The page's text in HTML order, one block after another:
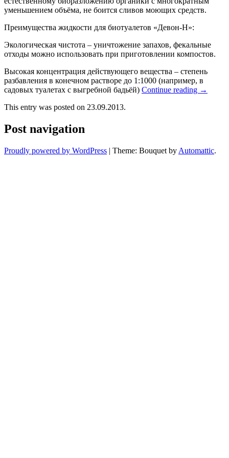
уменьшением объёма, не боится сливов моющих средств.
Преимущества жидкости для биотуалетов «Девон-Н»:
Экологическая чистота – уничтожение запахов, фекальные
отходы можно использовать при приготовлении компостов.
Высокая концентрация действующего вещества – степень
разбавления в конечном растворе до 1:1000 (например, в
садовых туалетах с выгребной бадьёй) Continue reading →
This entry was posted on 23.09.2013.
Post navigation
Proudly powered by WordPress | Theme: Bouquet by Automattic.